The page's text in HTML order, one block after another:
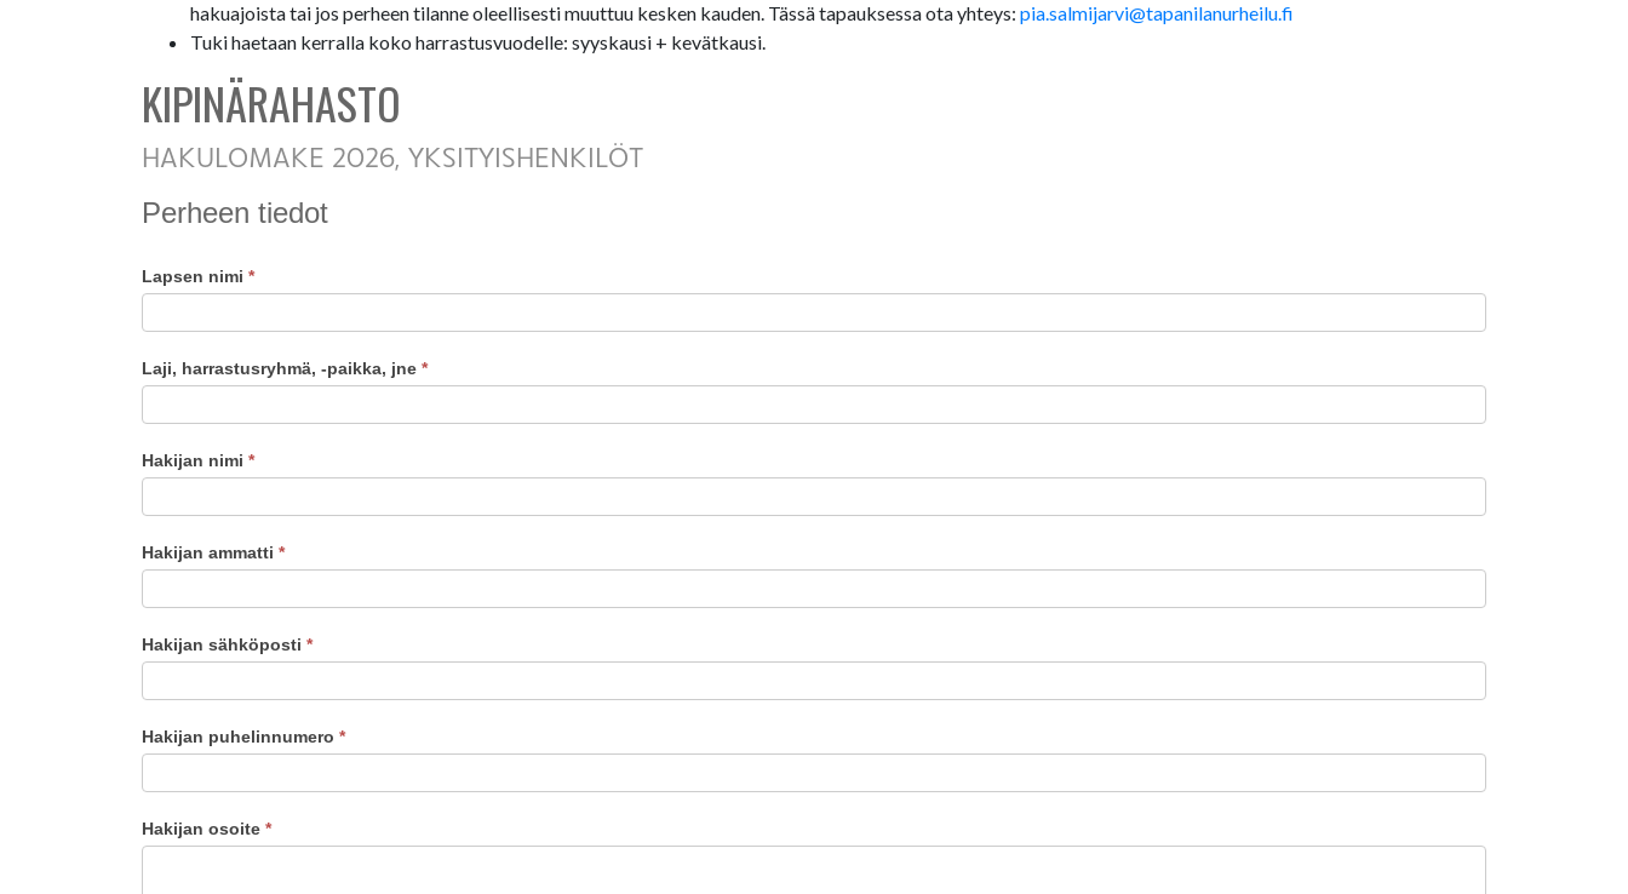
hakuajoista tai jos perheen tilanne oleellisesti muuttuu kesken kauden. Tässä tapauksessa ota yhteys: pia.salmijarvi@tapanilanurheilu.fi
Tuki haetaan kerralla koko harrastusvuodelle: syyskausi + kevätkausi.
Kipinärahasto,
yksityishenkilöt
KIPINÄRAHASTO
HAKULOMAKE 2026, YKSITYISHENKILÖT
Perheen tiedot
Lapsen nimi *
Laji, harrastusryhmä, -paikka, jne *
Hakijan nimi *
Hakijan ammatti *
Hakijan sähköposti *
Hakijan puhelinnumero *
Hakijan osoite *